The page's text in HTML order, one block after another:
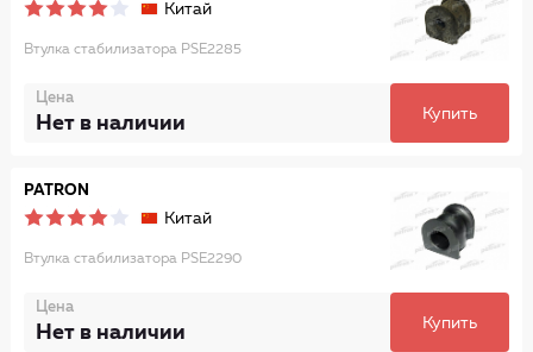
Китай
Втулка стабилизатора PSE2285
Цена
Нет в наличии Купить
PATRON
Китай
Втулка стабилизатора PSE2290
Цена
Нет в наличии Купить